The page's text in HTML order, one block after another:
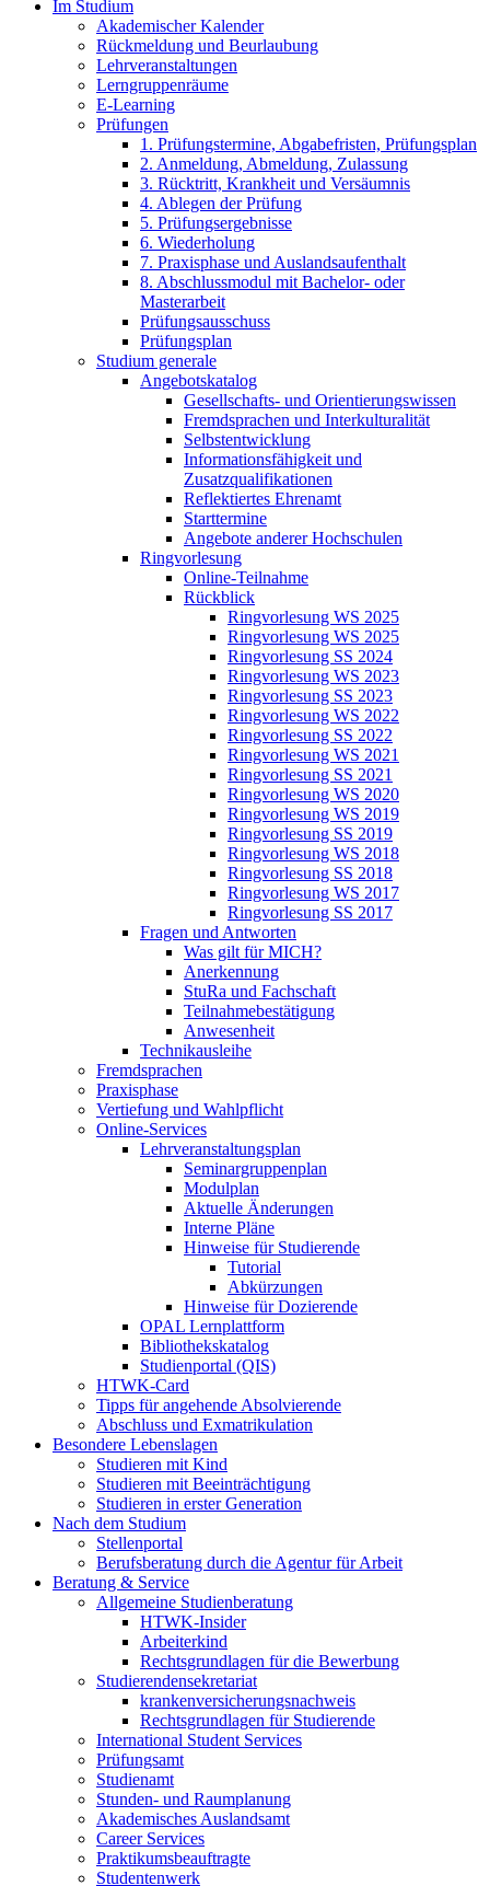
Im Studium
Akademischer Kalender
Rückmeldung und Beurlaubung
Lehrveranstaltungen
Lerngruppenräume
E-Learning
Prüfungen
1. Prüfungstermine, Abgabefristen, Prüfungsplan
2. Anmeldung, Abmeldung, Zulassung
3. Rücktritt, Krankheit und Versäumnis
4. Ablegen der Prüfung
5. Prüfungsergebnisse
6. Wiederholung
7. Praxisphase und Auslandsaufenthalt
8. Abschlussmodul mit Bachelor- oder
Masterarbeit
Prüfungsausschuss
Prüfungsplan
Studium generale
Angebotskatalog
Gesellschafts- und Orientierungswissen
Fremdsprachen und Interkulturalität
Selbstentwicklung
Informationsfähigkeit und
Zusatzqualifikationen
Reflektiertes Ehrenamt
Starttermine
Angebote anderer Hochschulen
Ringvorlesung
Online-Teilnahme
Rückblick
Ringvorlesung WS 2025
Ringvorlesung WS 2025
Ringvorlesung SS 2024
Ringvorlesung WS 2023
Ringvorlesung SS 2023
Ringvorlesung WS 2022
Ringvorlesung SS 2022
Ringvorlesung WS 2021
Ringvorlesung SS 2021
Ringvorlesung WS 2020
Ringvorlesung WS 2019
Ringvorlesung SS 2019
Ringvorlesung WS 2018
Ringvorlesung SS 2018
Ringvorlesung WS 2017
Ringvorlesung SS 2017
Fragen und Antworten
Was gilt für MICH?
Anerkennung
StuRa und Fachschaft
Teilnahmebestätigung
Anwesenheit
Technikausleihe
Fremdsprachen
Praxisphase
Vertiefung und Wahlpflicht
Online-Services
Lehrveranstaltungsplan
Seminargruppenplan
Modulplan
Aktuelle Änderungen
Interne Pläne
Hinweise für Studierende
Tutorial
Abkürzungen
Hinweise für Dozierende
OPAL Lernplattform
Bibliothekskatalog
Studienportal (QIS)
HTWK-Card
Tipps für angehende Absolvierende
Abschluss und Exmatrikulation
Besondere Lebenslagen
Studieren mit Kind
Studieren mit Beeinträchtigung
Studieren in erster Generation
Nach dem Studium
Stellenportal
Berufsberatung durch die Agentur für Arbeit
Beratung & Service
Allgemeine Studienberatung
HTWK-Insider
Arbeiterkind
Rechtsgrundlagen für die Bewerbung
Studierendensekretariat
krankenversicherungsnachweis
Rechtsgrundlagen für Studierende
International Student Services
Prüfungsamt
Studienamt
Stunden- und Raumplanung
Akademisches Auslandsamt
Career Services
Praktikumsbeauftragte
Studentenwerk